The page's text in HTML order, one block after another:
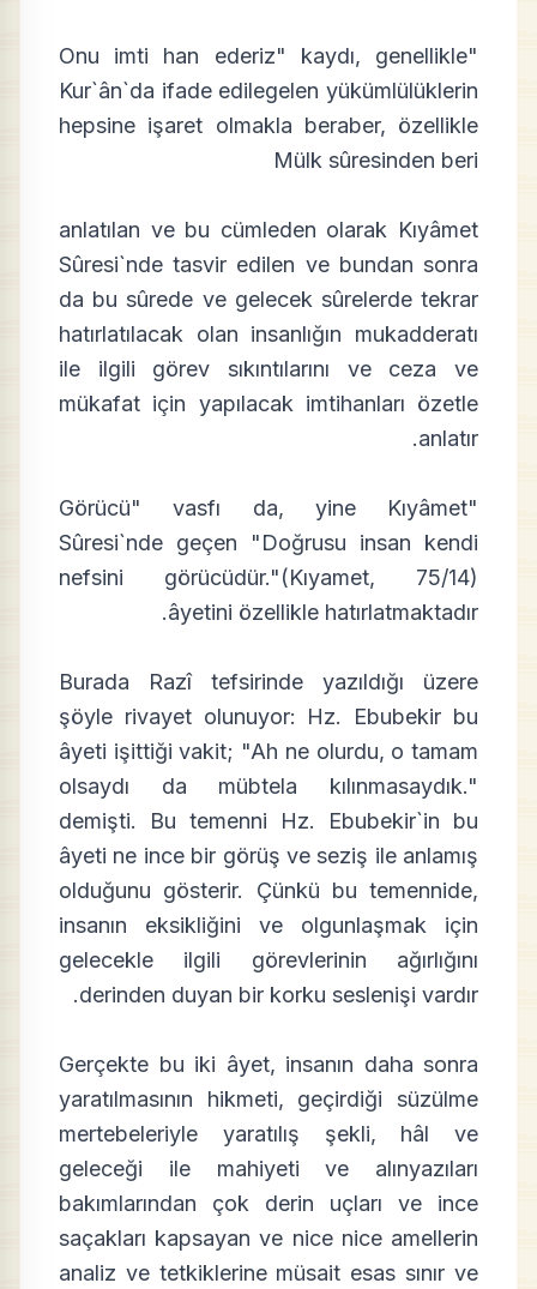
"Onu imti han ederiz" kaydı, genellikle
Kur`ân`da ifade edilegelen yükümlülüklerin
hepsine işaret olmakla beraber, özellikle
Mülk sûresinden beri
anlatılan ve bu cümleden olarak Kıyâmet
Sûresi`nde tasvir edilen ve bundan sonra
da bu sûrede ve gelecek sûrelerde tekrar
hatırlatılacak olan insanlığın mukadderatı
ile ilgili görev sıkıntılarını ve ceza ve
mükafat için yapılacak imtihanları özetle
anlatır.
"Görücü" vasfı da, yine Kıyâmet
Sûresi`nde geçen "Doğrusu insan kendi
nefsini görücüdür."(Kıyamet, 75/14)
âyetini özellikle hatırlatmaktadır.
Burada Razî tefsirinde yazıldığı üzere
şöyle rivayet olunuyor: Hz. Ebubekir bu
âyeti işittiği vakit; "Ah ne olurdu, o tamam
olsaydı da mübtela kılınmasaydık."
demişti. Bu temenni Hz. Ebubekir`in bu
âyeti ne ince bir görüş ve seziş ile anlamış
olduğunu gösterir. Çünkü bu temennide,
insanın eksikliğini ve olgunlaşmak için
gelecekle ilgili görevlerinin ağırlığını
derinden duyan bir korku seslenişi vardır.
Gerçekte bu iki âyet, insanın daha sonra
yaratılmasının hikmeti, geçirdiği süzülme
mertebeleriyle yaratılış şekli, hâl ve
geleceği ile mahiyeti ve alınyazıları
bakımlarından çok derin uçları ve ince
saçakları kapsayan ve nice nice amellerin
analiz ve tetkiklerine müsait esas sınır ve